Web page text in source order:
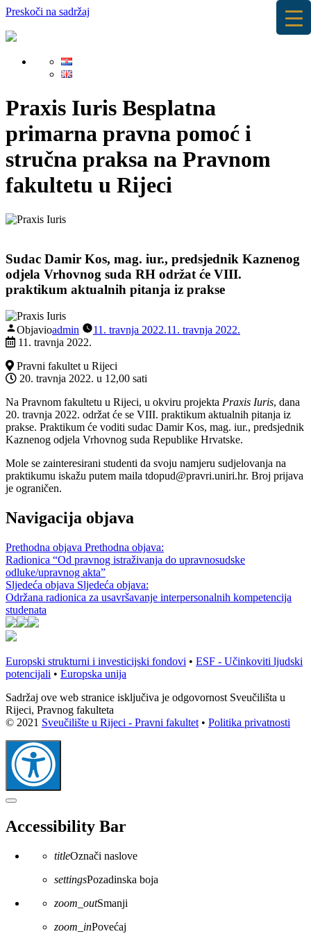
Preskoči na sadržaj
Praxis Iuris Besplatna
primarna pravna pomoć i
stručna praksa na Pravnom
fakultetu u Rijeci
Sudac Damir Kos, mag. iur., predsjednik Kaznenog
odjela Vrhovnog suda RH održat će VIII.
praktikum aktualnih pitanja iz prakse
Objavioadmin 11. travnja 2022.11. travnja 2022.
11. travnja 2022.
Pravni fakultet u Rijeci
20. travnja 2022. u 12,00 sati
Na Pravnom fakultetu u Rijeci, u okviru projekta Praxis Iuris, dana
20. travnja 2022. održat će se VIII. praktikum aktualnih pitanja iz
prakse. Praktikum će voditi sudac Damir Kos, mag. iur., predsjednik
Kaznenog odjela Vrhovnog suda Republike Hrvatske.
Mole se zainteresirani studenti da svoju namjeru sudjelovanja na
praktikumu iskažu putem maila tdopud@pravri.uniri.hr. Broj prijava
je ograničen.
Navigacija objava
Prethodna objava Prethodna objava:
Radionica “Od pravnog istraživanja do upravnosudske
odluke/upravnog akta”
Sljedeća objava Sljedeća objava:
Održana radionica za usavršavanje interpersonalnih kompetencija
studenata
Europski strukturni i investicijski fondovi • ESF - Učinkoviti ljudski
potencijali • Europska unija
Sadržaj ove web stranice isključiva je odgovornost Sveučilišta u
Rijeci, Pravnog fakulteta
© 2021 Sveučilište u Rijeci - Pravni fakultet • Politika privatnosti
Zatvaranje
trake
Accessibility Bar
titleOznači naslove
settingsPozadinska boja
zoom_outSmanji
zoom_inPovećaj